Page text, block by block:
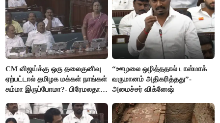
CM விஜய்க்கு ஒரு தலைகுனிவு
ஏற்பட்டால் தமிழக மக்கள் நாங்கள்
சும்மா இருப்போமா?- பிரேமலதா
“ஊழலை ஒழித்ததால் டாஸ்மாக்
வருமானம் அதிகரித்தது”-
அமைச்சர் விக்னேஷ்